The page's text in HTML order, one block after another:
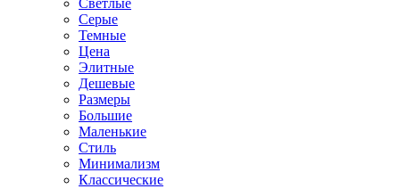
Светлые
Серые
Темные
Цена
Элитные
Дешевые
Размеры
Большие
Маленькие
Стиль
Минимализм
Классические